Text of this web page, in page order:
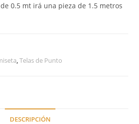
0.5 mt irá una pieza de 1.5 metros
,Telas de Punto
DESCRIPCIÓN